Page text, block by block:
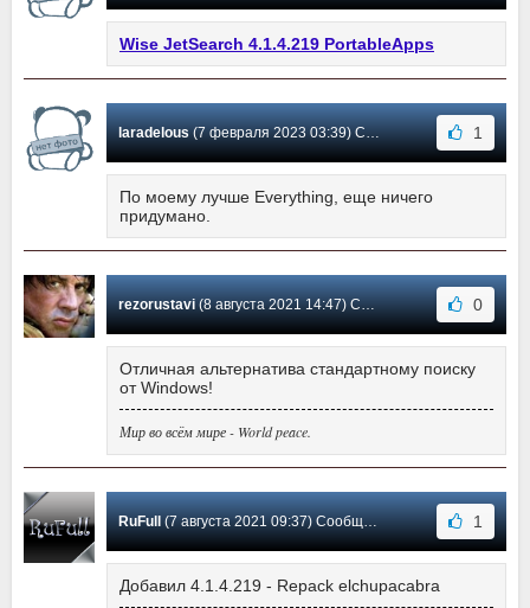
Wise JetSearch 4.1.4.219 PortableApps
laradelous(7 февраля 2023 03:39) Сообщение #115 1
По моему лучше Everything, еще ничего
придумано.
rezorustavi(8 августа 2021 14:47) Сообщение #114 0
Отличная альтернатива стандартному поиску
от Windows!
Мир во всём мире - World peace.
RuFull(7 августа 2021 09:37) Сообщение #113 1
Добавил 4.1.4.219 - Repack elchupacabra